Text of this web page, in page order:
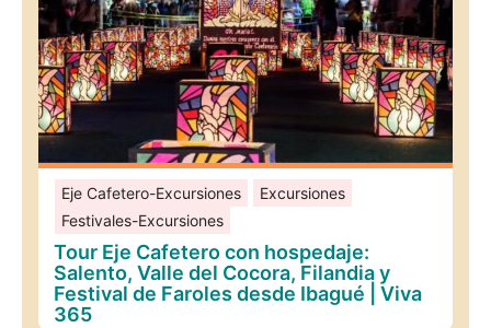
Eje Cafetero-Excursiones
Excursiones
Festivales-Excursiones
Tour Eje Cafetero con hospedaje:
Salento, Valle del Cocora, Filandia y
Festival de Faroles desde Ibagué | Viva
365